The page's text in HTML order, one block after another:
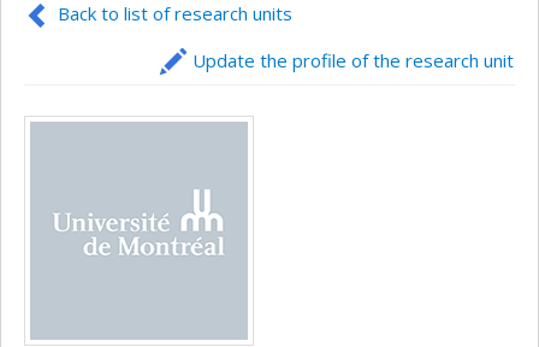
Back to list of research units
Update the profile of the research unit